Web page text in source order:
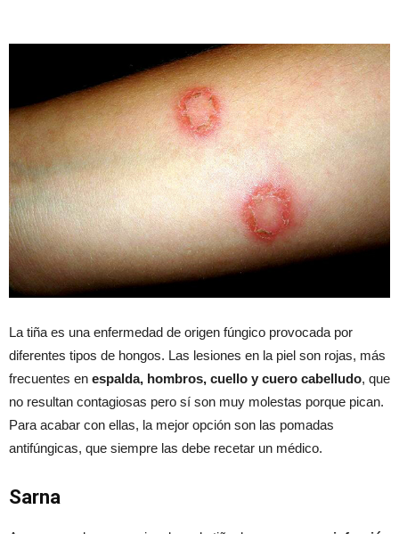
La tiña es una enfermedad de origen fúngico provocada por
diferentes tipos de hongos. Las lesiones en la piel son rojas, más
frecuentes en espalda, hombros, cuello y cuero cabelludo, que
no resultan contagiosas pero sí son muy molestas porque pican.
Para acabar con ellas, la mejor opción son las pomadas
antifúngicas, que siempre las debe recetar un médico.
Sarna